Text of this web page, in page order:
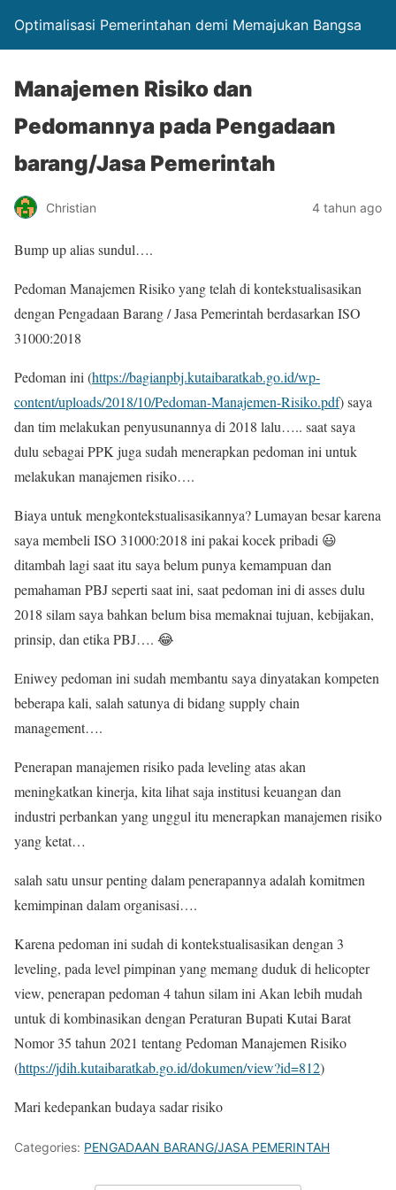
Optimalisasi Pemerintahan demi Memajukan Bangsa
Manajemen Risiko dan
Pedomannya pada Pengadaan
barang/Jasa Pemerintah
Christian 4 tahun ago
Bump up alias sundul….
Pedoman Manajemen Risiko yang telah di kontekstualisasikan
dengan Pengadaan Barang / Jasa Pemerintah berdasarkan ISO
31000:2018
Pedoman ini (https://bagianpbj.kutaibaratkab.go.id/wp-
content/uploads/2018/10/Pedoman-Manajemen-Risiko.pdf) saya
dan tim melakukan penyusunannya di 2018 lalu….. saat saya
dulu sebagai PPK juga sudah menerapkan pedoman ini untuk
melakukan manajemen risiko….
Biaya untuk mengkontekstualisasikannya? Lumayan besar karena
saya membeli ISO 31000:2018 ini pakai kocek pribadi 😃
ditambah lagi saat itu saya belum punya kemampuan dan
pemahaman PBJ seperti saat ini, saat pedoman ini di asses dulu
2018 silam saya bahkan belum bisa memaknai tujuan, kebijakan,
prinsip, dan etika PBJ…. 😂
Eniwey pedoman ini sudah membantu saya dinyatakan kompeten
beberapa kali, salah satunya di bidang supply chain
management….
Penerapan manajemen risiko pada leveling atas akan
meningkatkan kinerja, kita lihat saja institusi keuangan dan
industri perbankan yang unggul itu menerapkan manajemen risiko
yang ketat…
salah satu unsur penting dalam penerapannya adalah komitmen
kemimpinan dalam organisasi….
Karena pedoman ini sudah di kontekstualisasikan dengan 3
leveling, pada level pimpinan yang memang duduk di helicopter
view, penerapan pedoman 4 tahun silam ini Akan lebih mudah
untuk di kombinasikan dengan Peraturan Bupati Kutai Barat
Nomor 35 tahun 2021 tentang Pedoman Manajemen Risiko
(https://jdih.kutaibaratkab.go.id/dokumen/view?id=812)
Mari kedepankan budaya sadar risiko
Categories: PENGADAAN BARANG/JASA PEMERINTAH